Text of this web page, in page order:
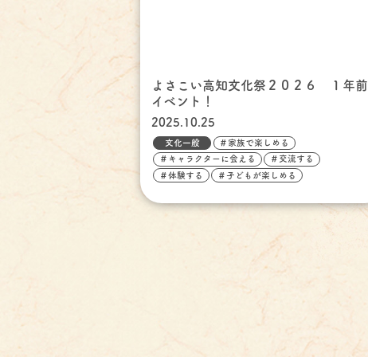
よさこい高知文化祭２０２６ １年前
イベント！
2025.10.25
文化一般 ＃家族で楽しめる
＃キャラクターに会える ＃交流する
＃体験する ＃子どもが楽しめる